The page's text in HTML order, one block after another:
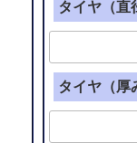
タイヤ（直
タイヤ（厚